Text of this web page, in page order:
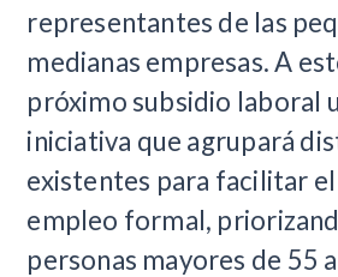
representantes de las
medianas empresas. A
próximo subsidio laboral
iniciativa que agrupará
existentes para facilitar el
empleo formal,
personas mayores de 55